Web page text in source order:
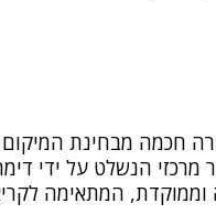
חכמה מבחינת
מרכזי הנשלט על ידי
וממוקדת, המתאימה